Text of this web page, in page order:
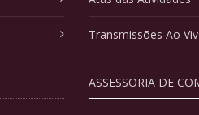
Transmissões Ao
ASSESSORIA DE